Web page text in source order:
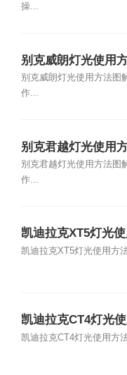
操...
别克威朗灯光使用
关图解说明
别克威朗灯光使用方法图
作...
别克君越灯光使用
关图解说明
别克君越灯光使用方法图
作...
凯迪拉克XT5灯光
开关图解说明
凯迪拉克XT5灯光使用方
凯迪拉克CT4灯光
开关图解说明
凯迪拉克CT4灯光使用方